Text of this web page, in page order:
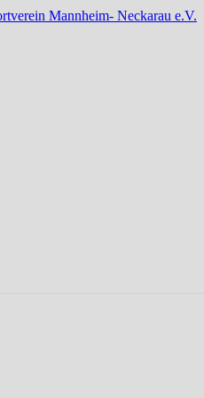
Mannheim- Neckarau e.V.